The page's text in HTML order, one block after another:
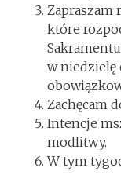
Zapraszam
które
w niedzielę
Zachęcam
Intencje
modlitwy.
W tym